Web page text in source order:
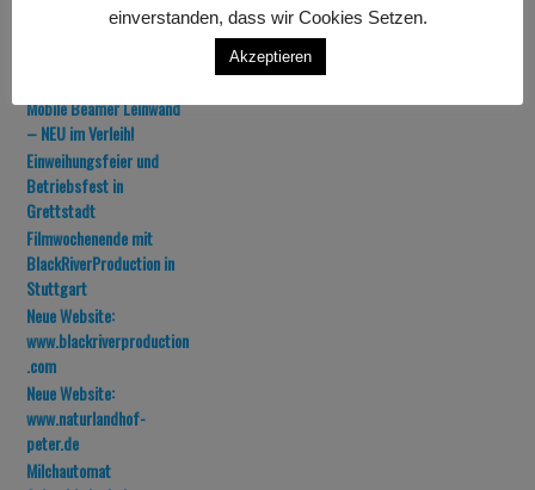
Mobile Beamer Leinwand
– NEU im Verleih!
Einweihungsfeier und
Betriebsfest in
Grettstadt
Filmwochenende mit
BlackRiverProduction in
Stuttgart
Neue Website:
www.blackriverproduction
.com
Neue Website:
www.naturlandhof-
peter.de
Milchautomat
einverstanden, dass wir Cookies Setzen.
Akzeptieren